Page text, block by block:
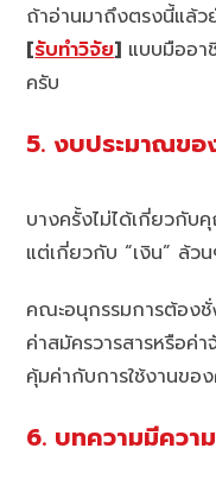
ถ้าอ่านมาถึงตรงนี้แล้
[รับทำวิจัย] แบบมืออา
ครับ
5. งบประมาณขอ
บางครั้งไม่ได้เกี่ยวกับ
แต่เกี่ยวกับ “เงิน” ล้ว
คณะอนุกรรมการต้องชั่
ค่าสมัครวารสารหรือค่
คุ้มค่ากับการใช้งานขอ
6. บทความมีควา